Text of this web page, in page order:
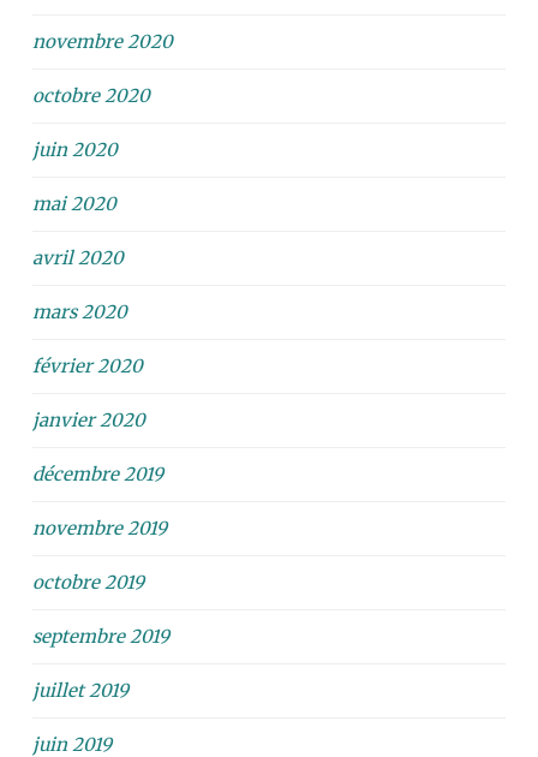
novembre 2020
octobre 2020
juin 2020
mai 2020
avril 2020
mars 2020
février 2020
janvier 2020
décembre 2019
novembre 2019
octobre 2019
septembre 2019
juillet 2019
juin 2019